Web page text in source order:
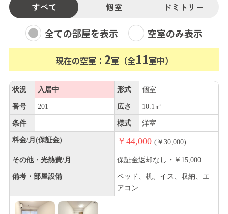
すべて 個室 ドミトリー
全ての部屋を表示 空室のみ表示
現在の空室： 2室（全11室中）
状況 入居中 形式 個室
番号 201 広さ 10.1㎡
条件 様式 洋室
料金/月(保証金) ￥44,000 (￥30,000)
その他・光熱費/月 保証金返却なし・￥15,000
備考・部屋設備
ベッド、机、イス、収納、エ
アコン